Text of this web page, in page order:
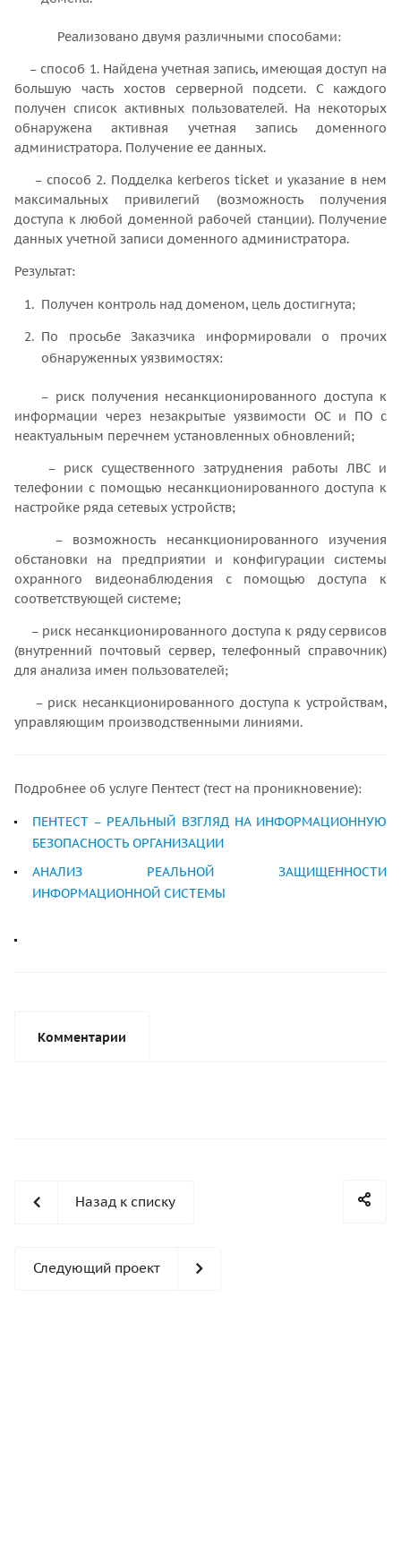
Реализовано двумя различными способами:
– способ 1. Найдена учетная запись, имеющая доступ на
большую часть хостов серверной подсети. С каждого
получен список активных пользователей. На некоторых
обнаружена активная учетная запись доменного
администратора. Получение ее данных.
– способ 2. Подделка kerberos ticket и указание в нем
максимальных привилегий (возможность получения
доступа к любой доменной рабочей станции). Получение
данных учетной записи доменного администратора.
Результат:
Получен контроль над доменом, цель достигнута;
По просьбе Заказчика информировали о прочих
обнаруженных уязвимостях:
– риск получения несанкционированного доступа к
информации через незакрытые уязвимости ОС и ПО с
неактуальным перечнем установленных обновлений;
– риск существенного затруднения работы ЛВС и
телефонии с помощью несанкционированного доступа к
настройке ряда сетевых устройств;
– возможность несанкционированного изучения
обстановки на предприятии и конфигурации системы
охранного видеонаблюдения с помощью доступа к
соответствующей системе;
– риск несанкционированного доступа к ряду сервисов
(внутренний почтовый сервер, телефонный справочник)
для анализа имен пользователей;
– риск несанкционированного доступа к устройствам,
управляющим производственными линиями.
Подробнее об услуге Пентест (тест на проникновение):
ПЕНТЕСТ – РЕАЛЬНЫЙ ВЗГЛЯД НА ИНФОРМАЦИОННУЮ
БЕЗОПАСНОСТЬ ОРГАНИЗАЦИИ
АНАЛИЗ РЕАЛЬНОЙ ЗАЩИЩЕННОСТИ
ИНФОРМАЦИОННОЙ СИСТЕМЫ
Комментарии
Назад к списку
Следующий проект